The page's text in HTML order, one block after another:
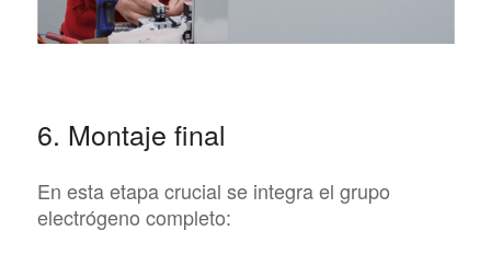
6. Montaje final
En esta etapa crucial se integra el grupo
electrógeno completo: